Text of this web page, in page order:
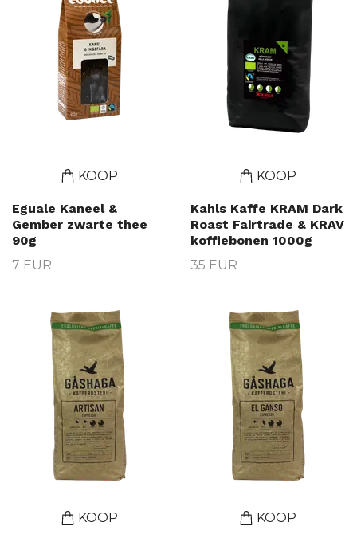
KOOP
Eguale Kaneel &
Gember zwarte thee
90g
7 EUR
KOOP
Kahls Kaffe KRAM Dark
Roast Fairtrade & KRAV
koffiebonen 1000g
35 EUR
KOOP KOOP